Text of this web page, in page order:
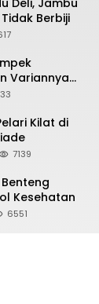
Deli, Jambu
Berbiji
Variannya
Kilat di
7139
Kesehatan
6551